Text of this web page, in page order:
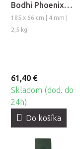
Bodhi Phoenix
Moon Phases z
prírodného
185 x 66 cm | 4 mm |
2,5 kg
61,40 €
Skladom (dod. do
24h)
Do košíka